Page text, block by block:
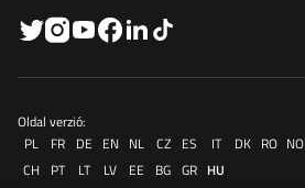
Oldal verzió:
PL
FR DE EN NL CZ ES IT DK RO NO
CH
PT LT LV EE BG GR HU